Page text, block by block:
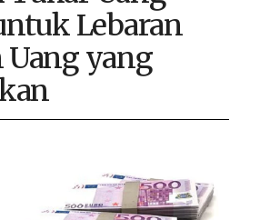
Lebaran
Uang yang